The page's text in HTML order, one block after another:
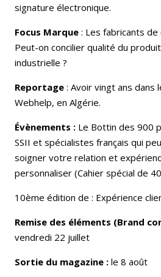
signature électronique.
Focus Marque : Les fabricants
Peut-on concilier qualité du
industrielle ?
Reportage : Avoir vingt ans dans
Webhelp, en Algérie.
Évènements : Le Bottin des 900
SSII et spécialistes français qui
soigner votre relation et
personnaliser (Cahier spécial de
10ème édition de : Expérience
Remise des éléments (Brand
vendredi 22 juillet
Sortie du magazine : le 8 août